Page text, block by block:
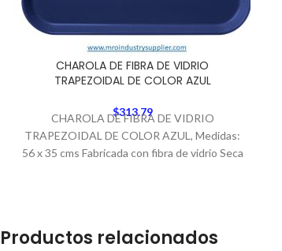
CHAROLA DE FIBRA DE VIDRIO
TRAPEZOIDAL DE COLOR AZUL
$313.79
CHAROLA DE FIBRA DE VIDRIO
TRAPEZOIDAL DE COLOR AZUL, Medidas:
56 x 35 cms Fabricada con fibra de vidrio Seca
Productos relacionados